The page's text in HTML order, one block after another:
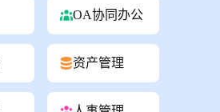
OA协同办公
资产管理